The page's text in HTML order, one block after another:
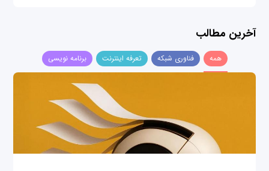
آخرین مطالب
همه فناوری شبکه تعرفه اینترنت برنامه نویسی